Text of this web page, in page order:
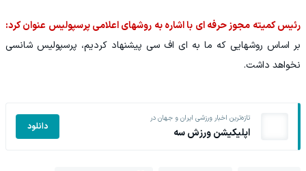
رئیس کمیته مجوز حرفه ای با اشاره به روشهای اعلامی پرسپولیس عنوان کرد:
بر اساس روشهایی که ما به ای اف سی پیشنهاد کردیم، پرسپولیس شانسی
نخواهد داشت.
تازه‌ترین اخبار ورزشی ایران و جهان در
اپلیکیشن ورزش سه دانلود